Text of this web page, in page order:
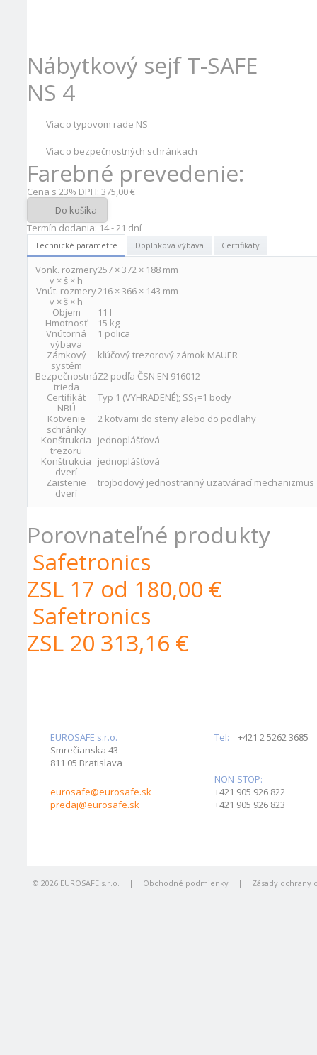
Nábytkový sejf T-SAFE
NS 4
Viac o typovom rade NS
Viac o bezpečnostných schránkach
Farebné prevedenie:
Cena s 23% DPH: 375,00 €
Do košíka
Termín dodania: 14 - 21 dní
Technické parametre Doplnková výbava Certifikáty
Vonk. rozmery
v × š × h
257 × 372 × 188 mm
Vnút. rozmery
v × š × h
216 × 366 × 143 mm
Objem
11 l
Hmotnosť
15 kg
Vnútorná
výbava
1 polica
Zámkový
systém
kľúčový trezorový zámok MAUER
Bezpečnostná
trieda
Z2 podľa ČSN EN 916012
Certifikát
NBÚ
Typ 1 (VYHRADENÉ); SS1=1 body
Kotvenie
schránky
2 kotvami do steny alebo do podlahy
Konštrukcia
trezoru
jednoplášťová
Konštrukcia
dverí
jednoplášťová
Zaistenie
dverí
trojbodový jednostranný uzatvárací mechanizmus
Porovnateľné produkty
Safetronics
ZSL 17 od 180,00 €
Safetronics
ZSL 20 313,16 €
EUROSAFE s.r.o.
Smrečianska 43
811 05 Bratislava
eurosafe@eurosafe.sk
predaj@eurosafe.sk
Tel: +421 2 5262 3685
NON-STOP:
+421 905 926 822
+421 905 926 823
© 2026 EUROSAFE s.r.o. | Obchodné podmienky | Zásady ochrany